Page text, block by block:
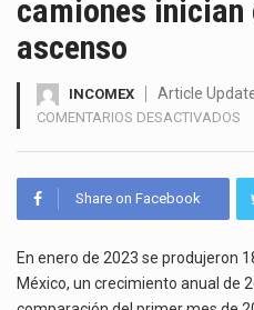
camiones inician
ascenso
INCOMEX Article
COMENTARIOS DESACTIVADOS
EL
Share on Facebook
En enero de 2023 se produjeron
México, un crecimiento anual de